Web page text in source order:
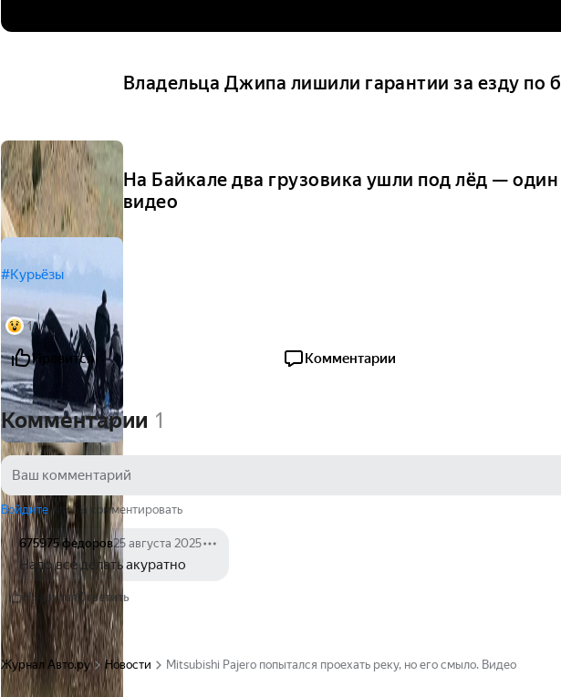
Владельца Джипа лишили гарантии за езду по
На Байкале два грузовика ушли под лёд — один
видео
#Курьёзы
1
Нравится Комментарии
Комментарии 1
Войдите , чтобы комментировать
675975 федоров25 августа 2025
Надо все делать акуратно
Нравится Ответить
Журнал Авто.ру Новости Mitsubishi Pajero попытался проехать реку, но его смыло. Видео